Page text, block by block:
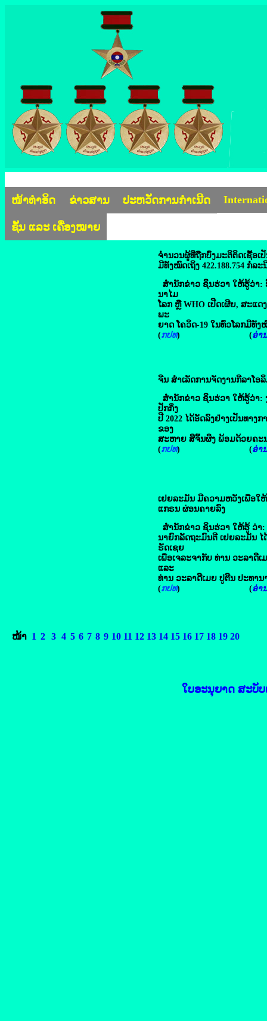
ໜ້າທຳອິດ ຂ່າວສານ ປະຫວັດການກຳເນີດ
ຊັ້ນ ແລະ ເຄື່ອງໝາຍ
ຈຳນວນ​ຜູ້​ທີ່​ຖືກ​ບົ່ງ​ມະ​ຕິຕິດ​ເຊື້ອ​ເ
ມີ​ທັງໝົດ​ເຖິງ 422.188.754 ກໍລະ
ສໍານັກຂ່າວ ຊິນຮ່ວາ ໃຫ້ຮູ້ວ່າ:
ນາໄມ
ໂລກ ຫຼື WHO ເປີດເຜີຍ, ສະແ
ພະ
ຍາດ ໂຄວິດ-19 ໃນທົ່ວໂລກມີທັງໝົ
(ກປທ) (ອ່າ
ຈີນ ສຳ​ເລັດ​ການຈັດ​ງານ​ກີລາໂ
ສໍານັກຂ່າວ ຊິນຮ່ວາ ໃຫ້ຮູ້ວ່າ:
ປັກກິ່ງ
ປີ 2022 ໄດ້ອັດລົງຢ່າງເປັນທາງ
ຂອງ
ສະຫາຍ ສີຈິ້ນຜິງ ພ້ອມດ້ວຍຄະ
(ກປທ) (ອ່າ
ເຢຍລະມັນ ມີ​ຄວາມ​ຫວັງ​ເພື່ອ​ໃ
ແກຣນ ຜ່ອນຄາຍ​ລົງ
ສໍານັກຂ່າວ ຊິນຮ່ວາ ໃຫ້ຮູ້ ວ່າ:
ນາຍົກລັດຖະມົນຕີ ເຢຍລະມັນ ໄ
ຣັດເຊຍ
ເພື່ອເຈລະຈາກັບ ທ່ານ ວະລາດີ
ແລະ
ທ່ານ ວະລາດີເມຍ ປູຕີນ ປະທານ
(ກປທ) (ອ່າ
ໜ້າ 1 2 3 4 5 6 7 8 9 10 11 12 13 14 15 16 17 18 19 20
ໃບອະນຸຍາດ ສະບັ